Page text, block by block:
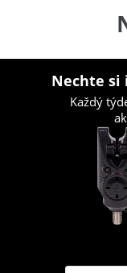
Nechte si
Každý